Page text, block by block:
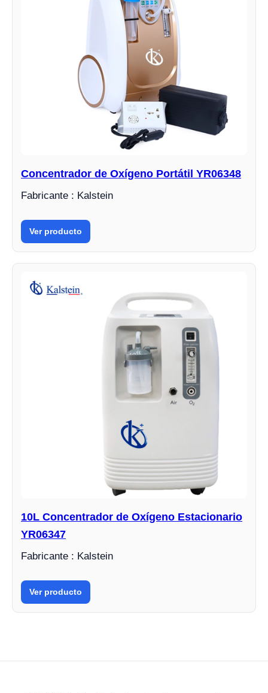
Concentrador de Oxígeno Portátil YR06348
Fabricante : Kalstein
Ver producto
10L Concentrador de Oxígeno Estacionario
YR06347
Fabricante : Kalstein
Ver producto